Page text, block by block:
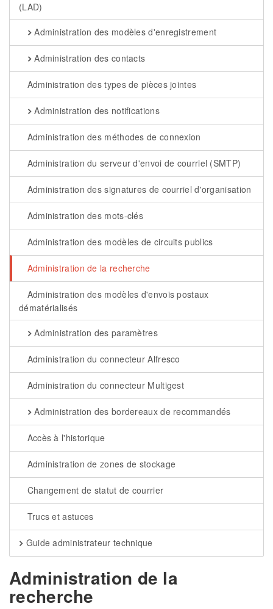
(LAD)
Administration des modèles d'enregistrement
Administration des contacts
Administration des types de pièces jointes
Administration des notifications
Administration des méthodes de connexion
Administration du serveur d'envoi de courriel (SMTP)
Administration des signatures de courriel d'organisation
Administration des mots-clés
Administration des modèles de circuits publics
Administration de la recherche
Administration des modèles d'envois postaux
dématérialisés
Administration des paramètres
Administration du connecteur Alfresco
Administration du connecteur Multigest
Administration des bordereaux de recommandés
Accès à l'historique
Administration de zones de stockage
Changement de statut de courrier
Trucs et astuces
Guide administrateur technique
Administration de la
recherche